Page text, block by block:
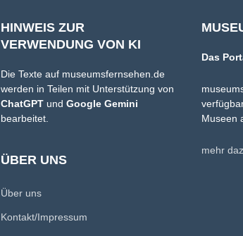
HINWEIS ZUR
VERWENDUNG VON KI
Die Texte auf museumsfernsehen.de
werden in Teilen mit Unterstützung von
ChatGPT und Google Gemini
bearbeitet.
ÜBER UNS
Über uns
Kontakt/Impressum
Das
Museen
mehr